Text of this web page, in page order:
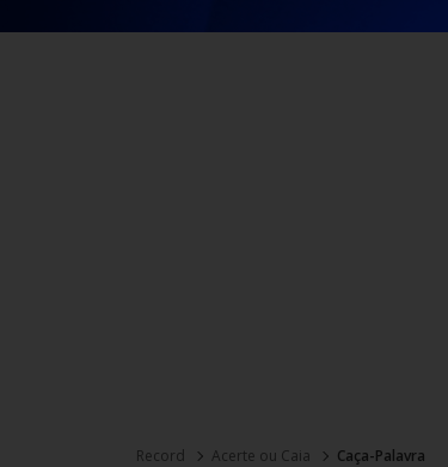
Record Acerte ou Caia Caça-Palavra